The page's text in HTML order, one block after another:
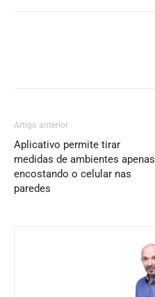
Artigo anterior
Aplicativo permite tirar
medidas de ambientes apenas
encostando o celular nas
paredes